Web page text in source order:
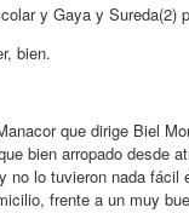
y Gaya y Sureda(2)
bien.
que dirige Biel
bien arropado desde
no lo tuvieron nada fácil
frente a un muy